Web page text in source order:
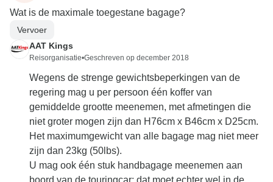
Wat is de maximale toegestane bagage?
Vervoer
AAT Kings
Reisorganisatie•Geschreven op december 2018
Wegens de strenge gewichtsbeperkingen van de
regering mag u per persoon één koffer van
gemiddelde grootte meenemen, met afmetingen die
niet groter mogen zijn dan H76cm x B46cm x D25cm.
Het maximumgewicht van alle bagage mag niet meer
zijn dan 23kg (50lbs).
U mag ook één stuk handbagage meenemen aan
boord van de touringcar: dat moet echter wel in de